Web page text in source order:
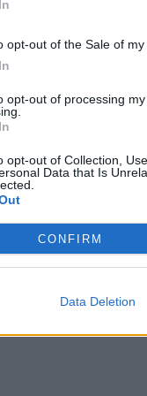
opt-out of the Sale of my
opt-out of processing
opt-out of Collection,
Data that Is
CONFIRM
Data Deletion
νέα της συλλογή!
είναι τα 5
stylish
το